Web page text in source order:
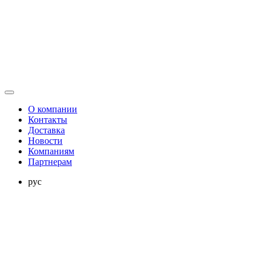
О компании
Контакты
Доставка
Новости
Компаниям
Партнерам
рус